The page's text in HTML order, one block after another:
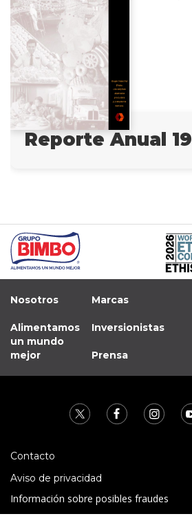
Reporte Anual
Nosotros
Alimentamos
un mundo
mejor
Marcas
Inversionistas
Prensa
Contacto
Aviso de privacidad
Información sobre posibles fraudes